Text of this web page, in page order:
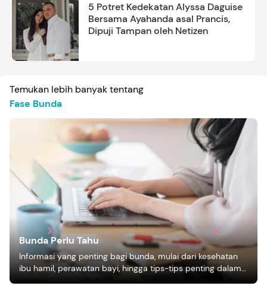
5 Potret Kedekatan Alyssa Daguise
Bersama Ayahanda asal Prancis,
Dipuji Tampan oleh Netizen
Temukan lebih banyak tentang
Fase Bunda
Bunda Perlu Tahu
Informasi yang penting bagi bunda, mulai dari kesehatan
ibu hamil, perawatan bayi, hingga tips-tips penting dalam
mengasuh anak